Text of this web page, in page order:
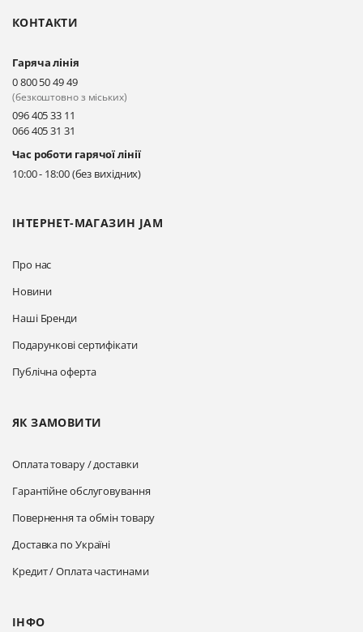
ІНТЕРНЕТ-МАГАЗИН JAM
Про нас
Новини
Наші Бренди
Подарункові сертифікати
Публічна оферта
ЯК ЗАМОВИТИ
Оплата товару / доставки
Гарантійне обслуговування
Повернення та обмін товару
Доставка по Україні
Кредит / Оплата частинами
ІНФО
КОНТАКТИ
Гаряча лінія
0 800 50 49 49
(безкоштовно з міських)
096 405 33 11
066 405 31 31
Час роботи гарячої лінії
10:00 - 18:00 (без вихідних)